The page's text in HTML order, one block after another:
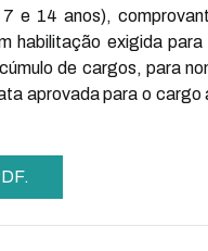
e 14 anos),
habilitação exigida
de cargos, para
aprovada para o cargo